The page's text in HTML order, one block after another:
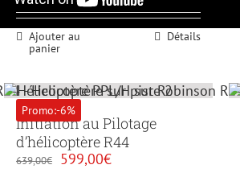
Ajouter au
panier
Détails
Promo:-6%
Initiation au Pilotage
d’hélicoptère R44
639,00€
Le
599,00€Le